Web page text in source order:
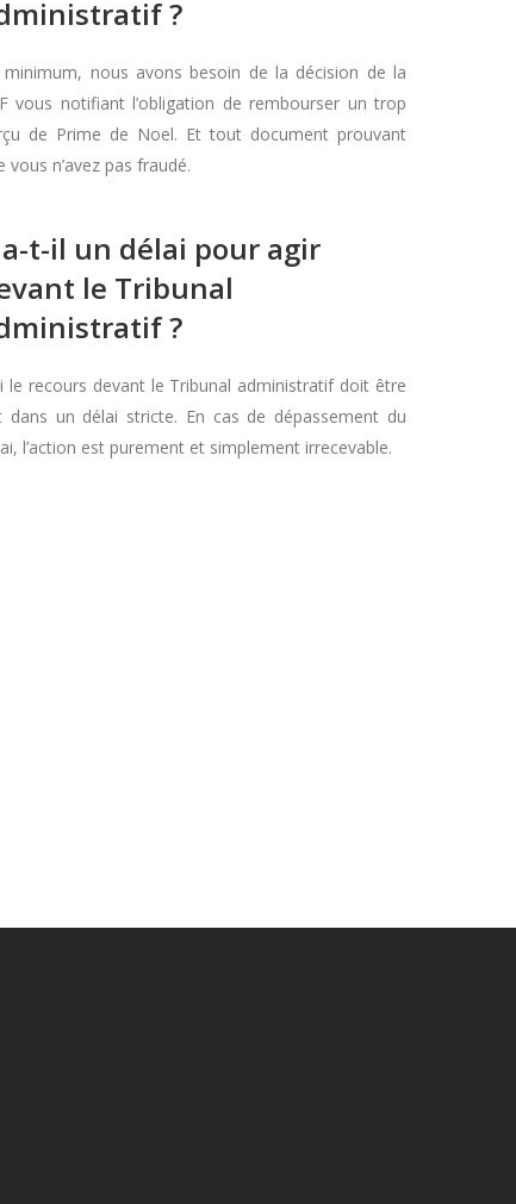
?
minimum, nous avons besoin de la décision de la
vous notifiant l’obligation de rembourser un trop
de Prime de Noel. Et tout document prouvant
vous n’avez pas fraudé.
t-il un délai pour agir
le Tribunal
?
le recours devant le Tribunal administratif doit être
dans un délai stricte. En cas de dépassement du
l’action est purement et simplement irrecevable.